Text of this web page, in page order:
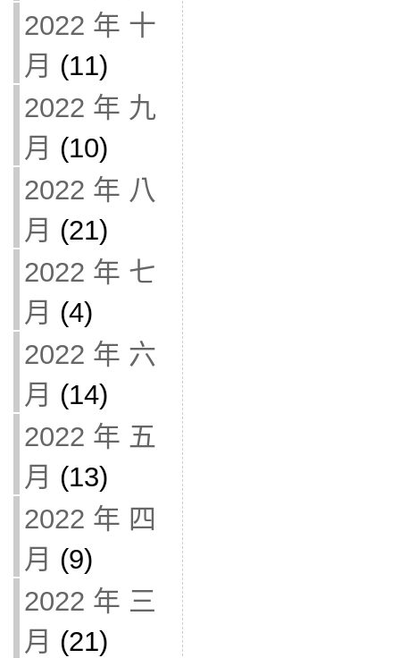
2022 年 十
月 (11)
2022 年 九
月 (10)
2022 年 八
月 (21)
2022 年 七
月 (4)
2022 年 六
月 (14)
2022 年 五
月 (13)
2022 年 四
月 (9)
2022 年 三
月 (21)